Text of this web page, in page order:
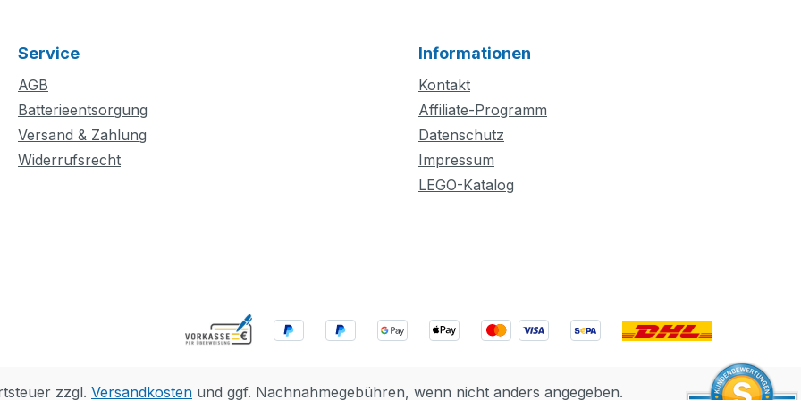
Das
eine 10-teilige
einschließlich Trichter
und Weiche, damit
Aktionsstein rollen, wird
der dunkle Tunnel
vielen spannende
Rollenspielen einladen.
Kleinkinder lernen, wie
wenn sie die
Anweisungen auf den
Karten befolgen, um die
zusätzliche Steine, mit
denen dein Kind die Tiere
Service
AGB
Batterieentsorgung
Versand & Zahlung
Widerrufsrecht
Informationen
Kontakt
Affiliate-Programm
Datenschutz
Impressum
LEGO-Katalog
zzgl. Versandkosten und ggf. Nachnahmegebühren, wenn nicht anders angegeben.